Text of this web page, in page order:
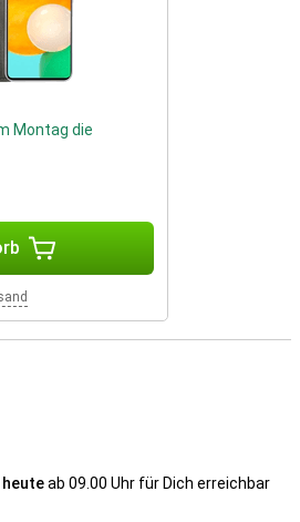
Montag die
heuteab 09.00 Uhr für Dich erreichbar